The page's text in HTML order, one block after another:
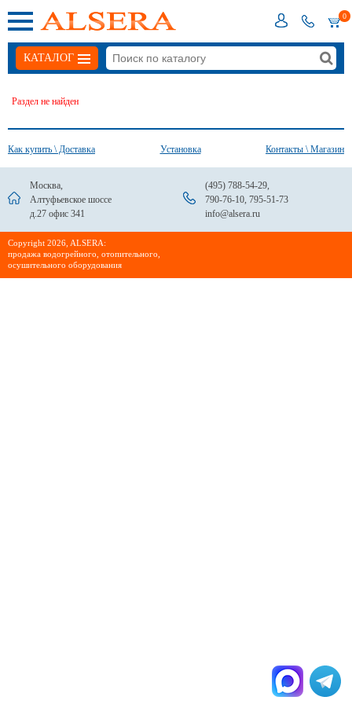
0
КАТАЛОГ
Раздел не найден
Как купить \ Доставка Установка Контакты \ Магазин
Москва,
Алтуфьевское шоссе
д.27 офис 341
(495) 788-54-29,
790-76-10, 795-51-73
info@alsera.ru
Сopyright 2026, ALSERA:
продажа водогрейного, отопительного,
осушительного оборудования